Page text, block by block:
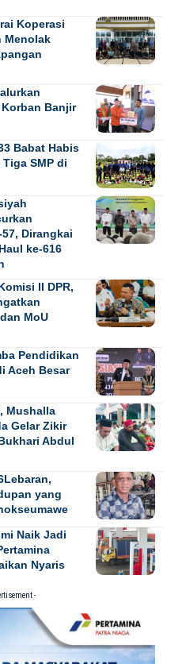
Koperasi
Menolak
Banjir
Babat Habis
SMP di
Dirangkai
ke-616
II DPR,
MoU
Pendidikan
Aceh Besar
Mushalla
Gelar Zikir
Abdul
yang
Naik Jadi
Nyaris
-